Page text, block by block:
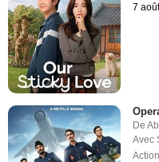
7
De
Avec
Action